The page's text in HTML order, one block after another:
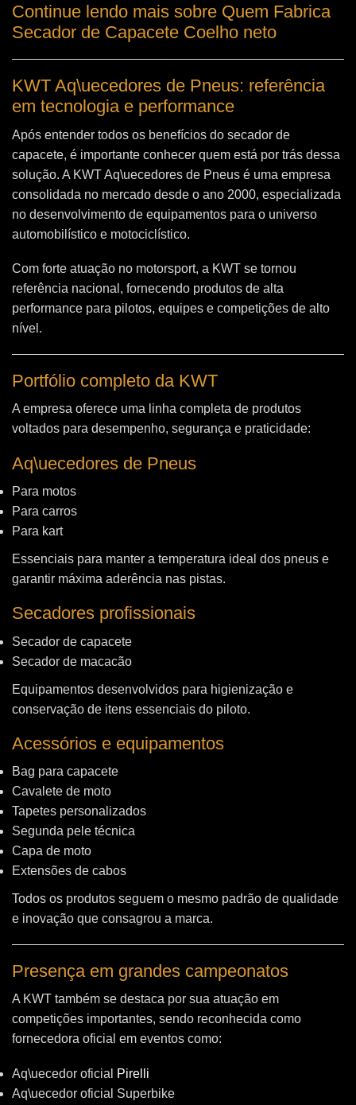
Continue lendo mais sobre Quem Fabrica
Secador de Capacete Coelho neto
KWT Aq\uecedores de Pneus: referência
em tecnologia e performance
Após entender todos os benefícios do secador de
capacete, é importante conhecer quem está por trás dessa
solução. A KWT Aq\uecedores de Pneus é uma empresa
consolidada no mercado desde o ano 2000, especializada
no desenvolvimento de equipamentos para o universo
automobilístico e motociclístico.
Com forte atuação no motorsport, a KWT se tornou
referência nacional, fornecendo produtos de alta
performance para pilotos, equipes e competições de alto
nível.
Portfólio completo da KWT
A empresa oferece uma linha completa de produtos
voltados para desempenho, segurança e praticidade:
Aq\uecedores de Pneus
Para motos
Para carros
Para kart
Essenciais para manter a temperatura ideal dos pneus e
garantir máxima aderência nas pistas.
Secadores profissionais
Secador de capacete
Secador de macacão
Equipamentos desenvolvidos para higienização e
conservação de itens essenciais do piloto.
Acessórios e equipamentos
Bag para capacete
Cavalete de moto
Tapetes personalizados
Segunda pele técnica
Capa de moto
Extensões de cabos
Todos os produtos seguem o mesmo padrão de qualidade
e inovação que consagrou a marca.
Presença em grandes campeonatos
A KWT também se destaca por sua atuação em
competições importantes, sendo reconhecida como
fornecedora oficial em eventos como:
Aq\uecedor oficial
Pirelli
Aq\uecedor oficial Superbike